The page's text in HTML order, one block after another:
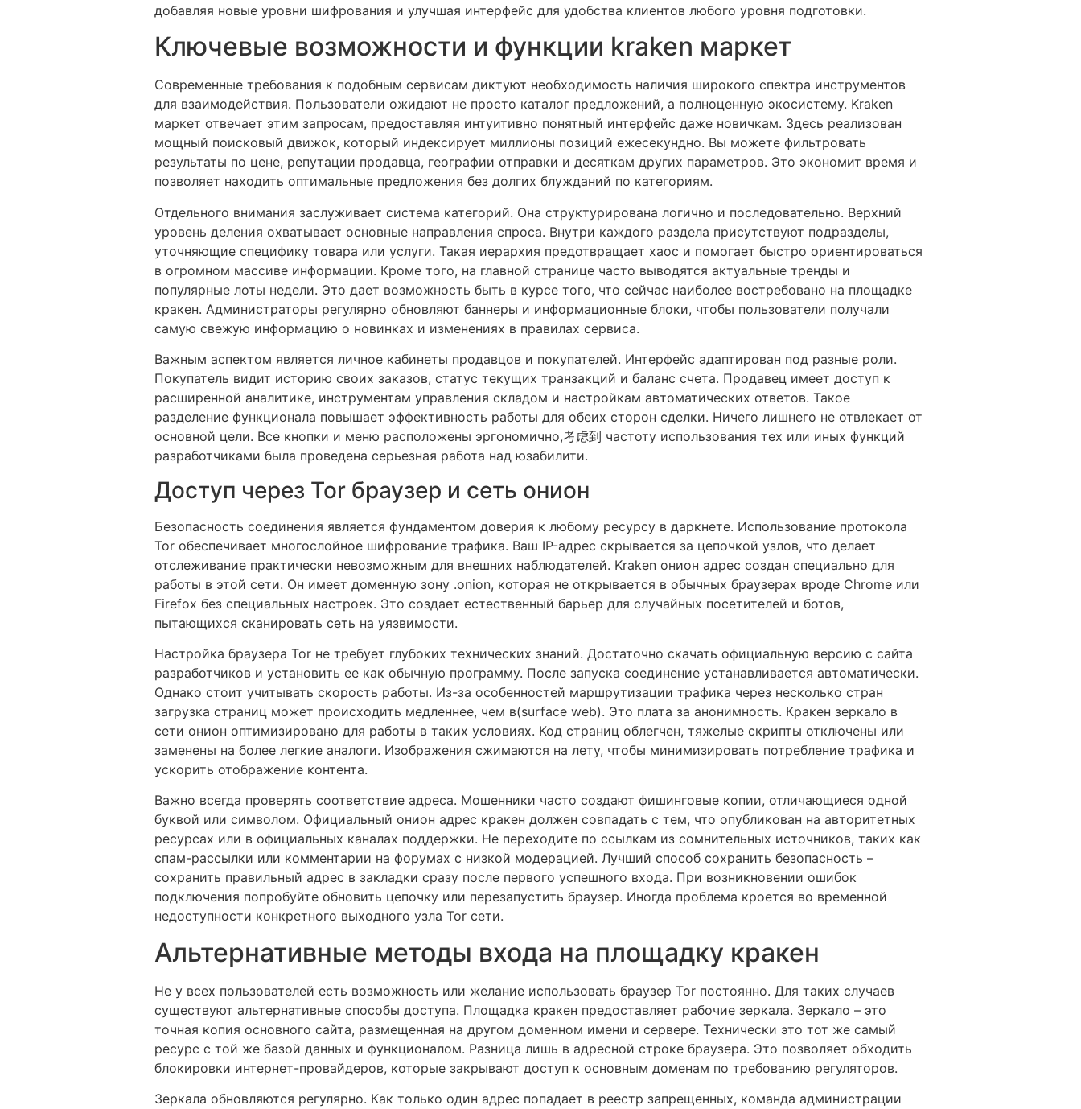
добавляя новые уровни шифрования и улучшая интерфейс для удобства клиентов любого уровня подготовки.
Ключевые возможности и функции kraken маркет
Современные требования к подобным сервисам диктуют необходимость наличия широкого спектра инструментов
для взаимодействия. Пользователи ожидают не просто каталог предложений, а полноценную экосистему. Kraken
маркет отвечает этим запросам, предоставляя интуитивно понятный интерфейс даже новичкам. Здесь реализован
мощный поисковый движок, который индексирует миллионы позиций ежесекундно. Вы можете фильтровать
результаты по цене, репутации продавца, географии отправки и десяткам других параметров. Это экономит время и
позволяет находить оптимальные предложения без долгих блужданий по категориям.
Отдельного внимания заслуживает система категорий. Она структурирована логично и последовательно. Верхний
уровень деления охватывает основные направления спроса. Внутри каждого раздела присутствуют подразделы,
уточняющие специфику товара или услуги. Такая иерархия предотвращает хаос и помогает быстро ориентироваться
в огромном массиве информации. Кроме того, на главной странице часто выводятся актуальные тренды и
популярные лоты недели. Это дает возможность быть в курсе того, что сейчас наиболее востребовано на площадке
кракен. Администраторы регулярно обновляют баннеры и информационные блоки, чтобы пользователи получали
самую свежую информацию о новинках и изменениях в правилах сервиса.
Важным аспектом является личное кабинеты продавцов и покупателей. Интерфейс адаптирован под разные роли.
Покупатель видит историю своих заказов, статус текущих транзакций и баланс счета. Продавец имеет доступ к
расширенной аналитике, инструментам управления складом и настройкам автоматических ответов. Такое
разделение функционала повышает эффективность работы для обеих сторон сделки. Ничего лишнего не отвлекает от
основной цели. Все кнопки и меню расположены эргономично,考虑到 частоту использования тех или иных функций
разработчиками была проведена серьезная работа над юзабилити.
Доступ через Tor браузер и сеть онион
Безопасность соединения является фундаментом доверия к любому ресурсу в даркнете. Использование протокола
Tor обеспечивает многослойное шифрование трафика. Ваш IP-адрес скрывается за цепочкой узлов, что делает
отслеживание практически невозможным для внешних наблюдателей. Kraken онион адрес создан специально для
работы в этой сети. Он имеет доменную зону .onion, которая не открывается в обычных браузерах вроде Chrome или
Firefox без специальных настроек. Это создает естественный барьер для случайных посетителей и ботов,
пытающихся сканировать сеть на уязвимости.
Настройка браузера Tor не требует глубоких технических знаний. Достаточно скачать официальную версию с сайта
разработчиков и установить ее как обычную программу. После запуска соединение устанавливается автоматически.
Однако стоит учитывать скорость работы. Из-за особенностей маршрутизации трафика через несколько стран
загрузка страниц может происходить медленнее, чем в(surface web). Это плата за анонимность. Кракен зеркало в
сети онион оптимизировано для работы в таких условиях. Код страниц облегчен, тяжелые скрипты отключены или
заменены на более легкие аналоги. Изображения сжимаются на лету, чтобы минимизировать потребление трафика и
ускорить отображение контента.
Важно всегда проверять соответствие адреса. Мошенники часто создают фишинговые копии, отличающиеся одной
буквой или символом. Официальный онион адрес кракен должен совпадать с тем, что опубликован на авторитетных
ресурсах или в официальных каналах поддержки. Не переходите по ссылкам из сомнительных источников, таких как
спам-рассылки или комментарии на форумах с низкой модерацией. Лучший способ сохранить безопасность –
сохранить правильный адрес в закладки сразу после первого успешного входа. При возникновении ошибок
подключения попробуйте обновить цепочку или перезапустить браузер. Иногда проблема кроется во временной
недоступности конкретного выходного узла Tor сети.
Альтернативные методы входа на площадку кракен
Не у всех пользователей есть возможность или желание использовать браузер Tor постоянно. Для таких случаев
существуют альтернативные способы доступа. Площадка кракен предоставляет рабочие зеркала. Зеркало – это
точная копия основного сайта, размещенная на другом доменном имени и сервере. Технически это тот же самый
ресурс с той же базой данных и функционалом. Разница лишь в адресной строке браузера. Это позволяет обходить
блокировки интернет-провайдеров, которые закрывают доступ к основным доменам по требованию регуляторов.
Зеркала обновляются регулярно. Как только один адрес попадает в реестр запрещенных, команда администрации